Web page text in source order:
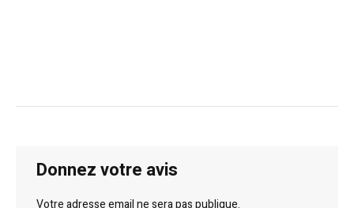
Donnez votre avis
Votre adresse email ne sera pas publique.